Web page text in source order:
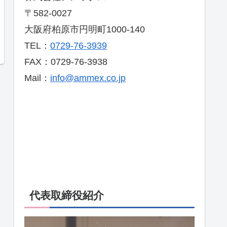
〒582-0027
大阪府柏原市円明町1000-140
TEL： 0729-76-3939
FAX：0729-76-3938
Mail： info@ammex.co.jp
代表取締役紹介